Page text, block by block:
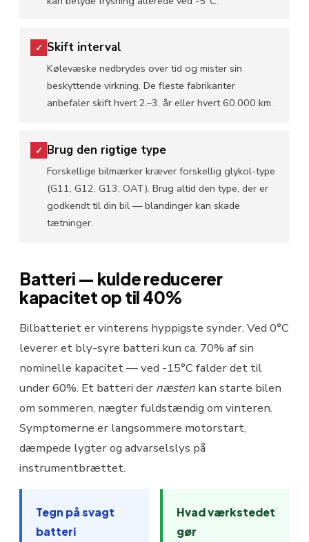
✓ Skift interval
Kølevæske nedbrydes over tid og mister sin
beskyttende virkning. De fleste fabrikanter
anbefaler skift hvert 2.–3. år eller hvert 60.000 km.
✓ Brug den rigtige type
Forskellige bilmærker kræver forskellig glykol-type
(G11, G12, G13, OAT). Brug altid den type, der er
godkendt til din bil — blandinger kan skade
tætninger.
Batteri — kulde reducerer
kapacitet op til 40%
Bilbatteriet er vinterens hyppigste synder. Ved 0°C
leverer et bly-syre batteri kun ca. 70% af sin
nominelle kapacitet — ved -15°C falder det til
under 60%. Et batteri der næsten kan starte bilen
om sommeren, nægter fuldstændig om vinteren.
Symptomerne er langsommere motorstart,
dæmpede lygter og advarselslys på
instrumentbrættet.
Tegn på svagt
batteri
Hvad værkstedet
gør